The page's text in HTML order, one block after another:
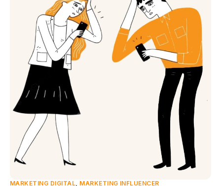
MARKETING DIGITAL MARKETING INFLUENCER